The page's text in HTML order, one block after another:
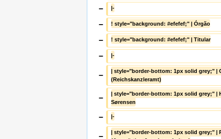
− |-
− ! style="background: #efefef;" | Órgão
− ! style="background: #efefef;" | Titular
− |-
−
| style="border-bottom: 1px solid grey;" |
(Reichskanzleramt)
−
| style="border-bottom: 1px solid grey;" |
Sørensen
− |-
−
| style="border-bottom: 1px solid grey;" |